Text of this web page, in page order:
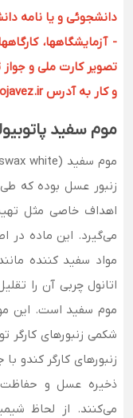
دانشجوئی و یا نامه
- آزمایشگاهها،
تصویر کارت ملی و
و کار به آدرس qr.mojavez.ir
موم سفید
زنبور عسل بوده که
اهداف خاصی مثل
می‌گیرد. این ماده در
مواد سفید کننده
اتانول چربی آن را
شکمی زنبورهای کارگر
زنبورهای کارگر کندو
ذخیره عسل و حفاظت
می‌کنند. از لحاظ